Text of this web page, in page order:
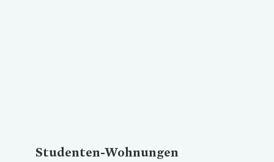
Studenten-Wohnungen